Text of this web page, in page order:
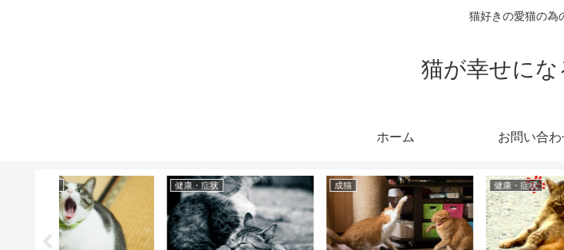
猫好きの愛猫の為
猫が幸せに
ホーム お問い合わ
成猫 健康・症状 健康・症状 健